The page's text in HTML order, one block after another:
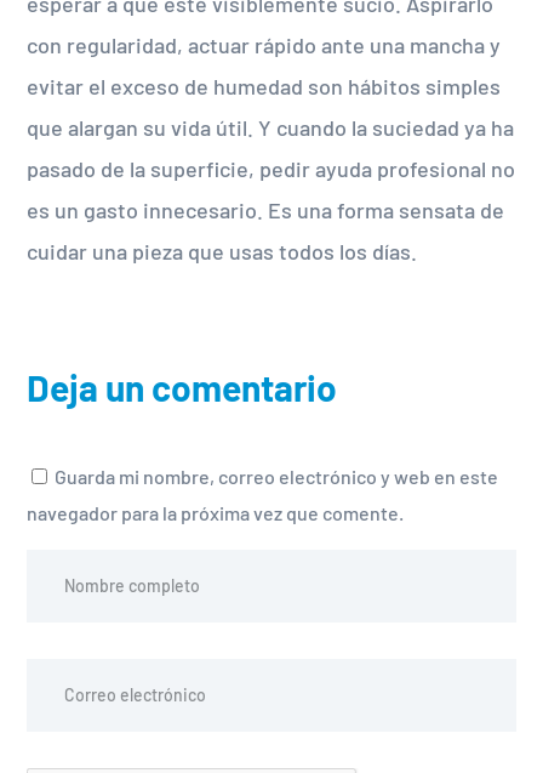
con regularidad, actuar rápido ante una mancha y
evitar el exceso de humedad son hábitos simples
que alargan su vida útil. Y cuando la suciedad ya ha
pasado de la superficie, pedir ayuda profesional no
es un gasto innecesario. Es una forma sensata de
cuidar una pieza que usas todos los días.
Deja un comentario
Guarda mi nombre, correo electrónico y web en este
navegador para la próxima vez que comente.